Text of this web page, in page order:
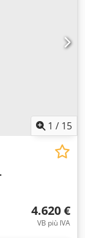
di
nel
1 / 15
4.620 €
VB più IVA